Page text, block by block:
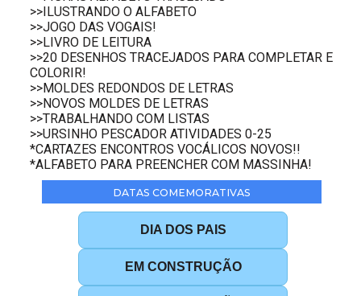
>>ILUSTRANDO O ALFABETO
>>JOGO DAS VOGAIS!
>>LIVRO DE LEITURA
>>20 DESENHOS TRACEJADOS PARA COMPLETAR E
COLORIR!
>>MOLDES REDONDOS DE LETRAS
>>NOVOS MOLDES DE LETRAS
>>TRABALHANDO COM LISTAS
>>URSINHO PESCADOR ATIVIDADES 0-25
*CARTAZES ENCONTROS VOCÁLICOS NOVOS!!
*ALFABETO PARA PREENCHER COM MASSINHA!
DATAS COMEMORATIVAS
DIA DOS PAIS
EM CONSTRUÇÃO